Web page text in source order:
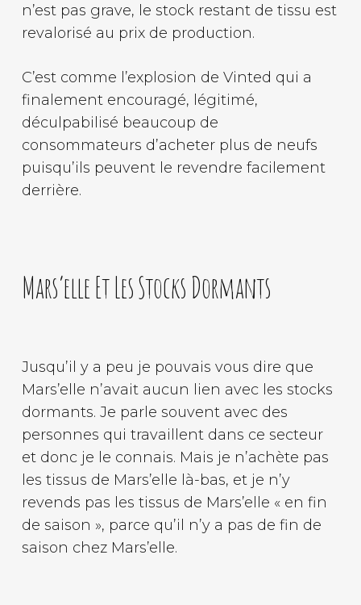
n’est pas grave, le stock restant de tissu est
revalorisé au prix de production.
C’est comme l’explosion de Vinted qui a
finalement encouragé, légitimé,
déculpabilisé beaucoup de
consommateurs d’acheter plus de neufs
puisqu’ils peuvent le revendre facilement
derrière.
Mars’elle Et Les Stocks Dormants
Jusqu’il y a peu je pouvais vous dire que
Mars’elle n’avait aucun lien avec les stocks
dormants. Je parle souvent avec des
personnes qui travaillent dans ce secteur
et donc je le connais. Mais je n’achète pas
les tissus de Mars’elle là-bas, et je n’y
revends pas les tissus de Mars’elle « en fin
de saison », parce qu’il n’y a pas de fin de
saison chez Mars’elle.